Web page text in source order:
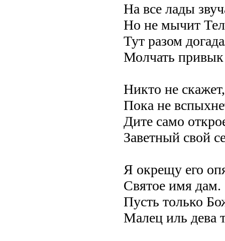
На все лады
Но не мычит
Тут разом
Молчать
Никто не
Пока не
Дите само
Заветный свой
Я окрещу его
Святое имя дам.
Пусть только
Малец иль дева